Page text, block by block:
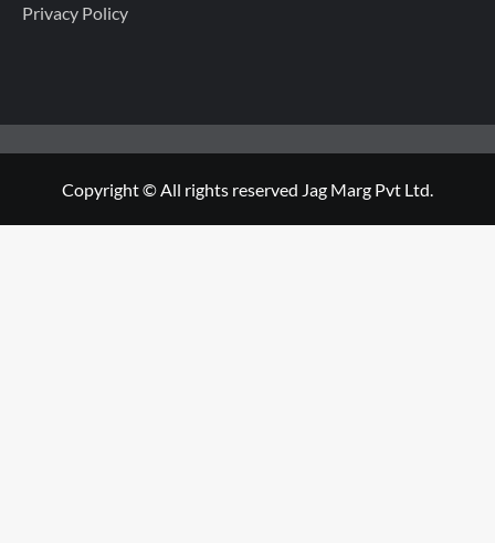
Privacy Policy
Copyright © All rights reserved Jag Marg Pvt Ltd.